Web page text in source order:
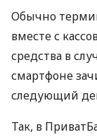
Обычно
вместе с
средства в
смартфоне
следующий
Так, в